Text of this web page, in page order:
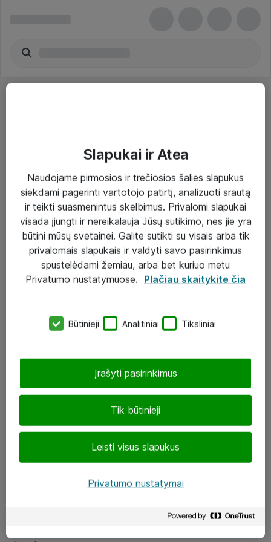
Paslaugos
Sprendimai
Įgyvendinti projektai
Atea ekspertų patarimai verslui
eShop@atea.lt
LinkedIn
Slapukai ir Atea
Naudojame pirmosios ir trečiosios šalies slapukus
siekdami pagerinti vartotojo patirtį, analizuoti srautą
ir teikti suasmenintus skelbimus. Privalomi slapukai
visada įjungti ir nereikalauja Jūsų sutikimo, nes jie yra
būtini mūsų svetainei. Galite sutikti su visais arba tik
privalomais slapukais ir valdyti savo pasirinkimus
spustelėdami žemiau, arba bet kuriuo metu
Privatumo nustatymuose. Plačiau skaitykite čia
Būtinieji Analitiniai Tiksliniai
Tik būtinieji
Leisti visus slapukus
Įrašyti pasirinkimus
Privatumo nustatymai